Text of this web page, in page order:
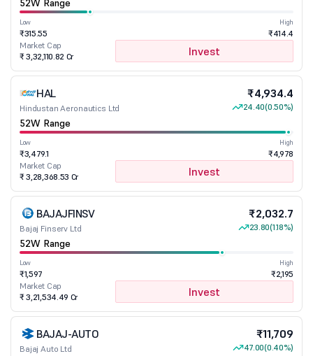
Low
₹315.55
High
₹414.4
Market Cap
₹ 3,32,110.82 Cr
Invest
HAL
Hindustan Aeronautics Ltd
₹4,934.4
24.40(0.50%)
52W Range
Low
₹3,479.1
High
₹4,978
Market Cap
₹ 3,28,368.53 Cr
Invest
BAJAJFINSV
Bajaj Finserv Ltd
₹2,032.7
23.80(1.18%)
52W Range
Low
₹1,597
High
₹2,195
Market Cap
₹ 3,21,534.49 Cr
Invest
BAJAJ-AUTO
Bajaj Auto Ltd
₹11,709
47.00(0.40%)